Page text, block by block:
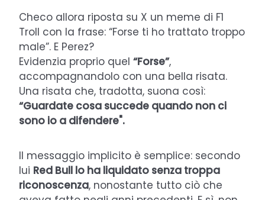
Checo allora riposta su X un meme di F1
Troll con la frase: “Forse ti ho trattato troppo
male”. E Perez?
Evidenzia proprio quel “Forse”,
accompagnandolo con una bella risata.
Una risata che, tradotta, suona così:
“Guardate cosa succede quando non ci
sono io a difendere".
Il messaggio implicito è semplice: secondo
lui Red Bull lo ha liquidato senza troppa
riconoscenza, nonostante tutto ciò che